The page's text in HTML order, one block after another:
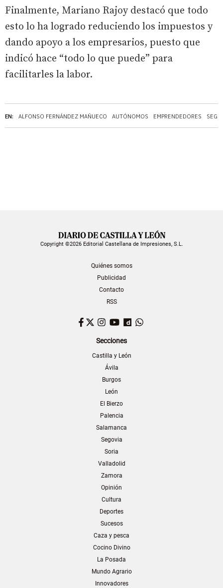
EN: ALFONSO FERNÁNDEZ MAÑUECO AUTÓNOMOS EMPRENDEDORES
Finalmente, Mariano Rajoy destacó que todo
esto lo ha logrado reduciendo los impuestos y
dando apoyo a los empresarios, puesto que
indicó hace “todo lo que puede” para
facilitarles la labor.
Copyright ©2026 Editorial Castellana de Impresiones, S.L.
Quiénes somos
Publicidad
Contacto
RSS
Facebook
TwitterInstagram
YouTubeDailymotion
Secciones
Castilla y León
Ávila
Burgos
León
El Bierzo
Palencia
Salamanca
Segovia
Soria
Valladolid
Zamora
Opinión
Cultura
Deportes
Sucesos
Caza y pesca
Cocino Divino
La Posada
Mundo Agrario
Innovadores